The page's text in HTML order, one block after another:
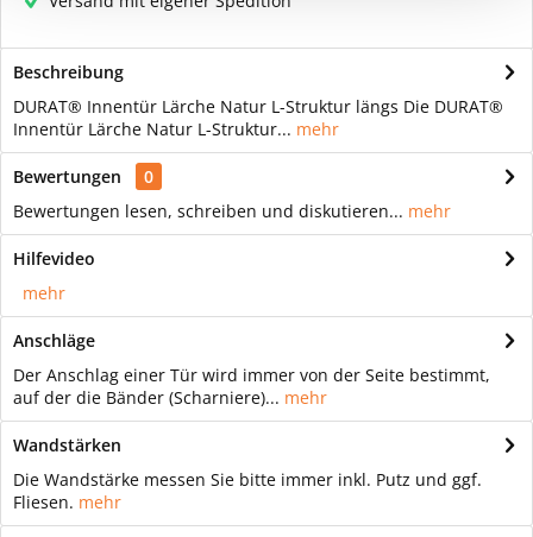
Beschreibung
DURAT® Innentür Lärche Natur L-Struktur längs Die DURAT®
Innentür Lärche Natur L-Struktur... mehr
Bewertungen
0
Bewertungen lesen, schreiben und diskutieren... mehr
Hilfevideo
mehr
Anschläge
Der Anschlag einer Tür wird immer von der Seite bestimmt,
auf der die Bänder (Scharniere)... mehr
Wandstärken
Die Wandstärke messen Sie bitte immer inkl. Putz und ggf.
Fliesen. mehr